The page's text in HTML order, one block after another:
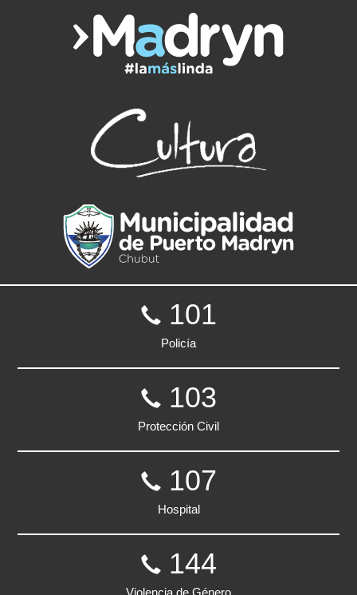
101
Policía
103
Protección Civil
107
Hospital
144
Violencia de Género